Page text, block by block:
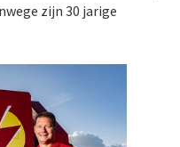
zijn 30 jarige